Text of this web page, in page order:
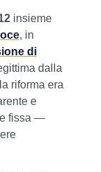
insieme
, in
di
dalla
riforma era
e
fissa —